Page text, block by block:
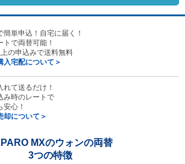
簡単申込！自宅に届く！
トで両替可能！
の申込みで送料無料
入宅配について＞
れて送るだけ！
み時のレートで
安心！
却について＞
MXのウォンの両替
3つの特徴